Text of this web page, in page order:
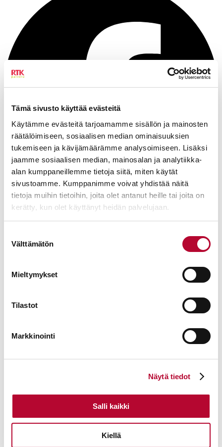
Tämä sivusto käyttää evästeitä
Käytämme evästeitä tarjoamamme sisällön ja mainosten
räätälöimiseen, sosiaalisen median ominaisuuksien
tukemiseen ja kävijämäärämme analysoimiseen. Lisäksi
jaamme sosiaalisen median, mainosalan ja analytiikka-
alan kumppaneillemme tietoja siitä, miten käytät
sivustoamme. Kumppanimme voivat yhdistää näitä
tietoja muihin tietoihin, joita olet antanut heille tai joita on
kerätty, kun olet käyttänyt heidän palvelujaan.
valinta
Välttämätön
Mieltymykset
Tilastot
Markkinointi
Näytä tiedot
Salli kaikki
Kiellä